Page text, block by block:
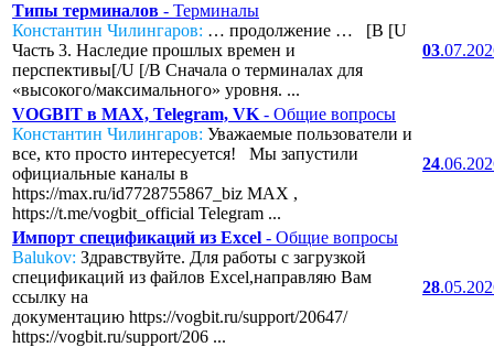
Типы терминалов - Терминалы
Константин Чилингаров: … продолжение … [B [U
Часть 3. Наследие прошлых времен и
перспективы[/U [/B Сначала о терминалах для
«высокого/максимального» уровня. ...
03
VOGBIT в MAX, Telegram, VK - Общие вопросы
Константин Чилингаров: Уважаемые пользователи и
все, кто просто интересуется! Мы запустили
официальные каналы в
https://max.ru/id7728755867_biz MAX ,
https://t.me/vogbit_official Telegram ...
24
Импорт спецификаций из Excel - Общие вопросы
Balukov: Здравствуйте. Для работы с загрузкой
спецификаций из файлов Excel,направляю Вам
ссылку на
документацию https://vogbit.ru/support/20647/
https://vogbit.ru/support/206 ...
28